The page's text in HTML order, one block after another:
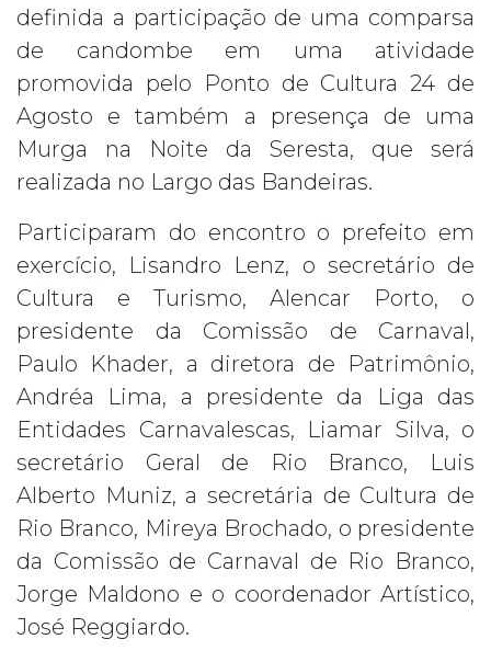
definida a participação de uma comparsa
de candombe em uma atividade
promovida pelo Ponto de Cultura 24 de
Agosto e também a presença de uma
Murga na Noite da Seresta, que será
realizada no Largo das Bandeiras.
Participaram do encontro o prefeito em
exercício, Lisandro Lenz, o secretário de
Cultura e Turismo, Alencar Porto, o
presidente da Comissão de Carnaval,
Paulo Khader, a diretora de Patrimônio,
Andréa Lima, a presidente da Liga das
Entidades Carnavalescas, Liamar Silva, o
secretário Geral de Rio Branco, Luis
Alberto Muniz, a secretária de Cultura de
Rio Branco, Mireya Brochado, o presidente
da Comissão de Carnaval de Rio Branco,
Jorge Maldono e o coordenador Artístico,
José Reggiardo.